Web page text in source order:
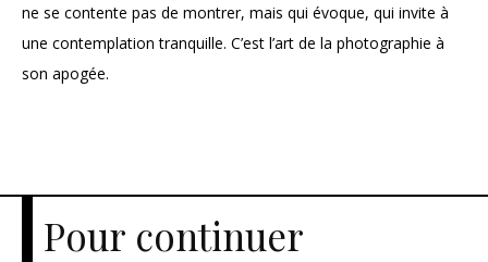
ne se contente pas de montrer, mais qui évoque, qui invite à
une contemplation tranquille. C’est l’art de la photographie à
son apogée.
Pour continuer